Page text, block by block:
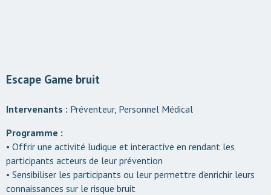
Escape Game bruit
Intervenants : Préventeur, Personnel Médical
Programme :
• Offrir une activité ludique et interactive en rendant les
participants acteurs de leur prévention
• Sensibiliser les participants ou leur permettre d’enrichir leurs
connaissances sur le risque bruit